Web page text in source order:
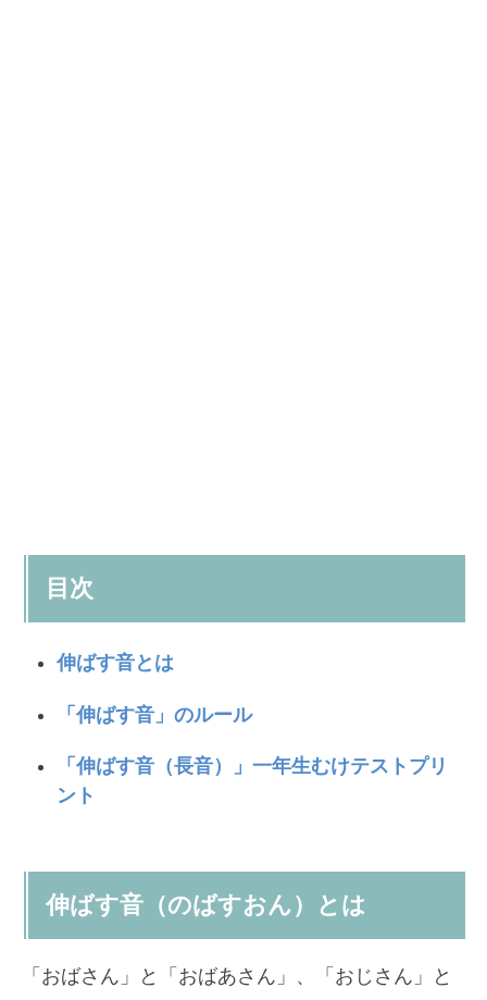
目次
伸ばす音とは
「 伸ばす音」のルール
「伸ばす音（長音）」一年生むけテストプリ
ント
伸ばす音（のばすおん）とは
「おばさん」と「おばあさん」、「おじさん」と